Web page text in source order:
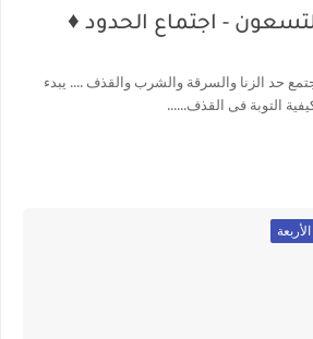
- اجتماع الحدود ♦️
حد الزنا والسرقة والشرب والقذف .... يبدء
التوبة فى القذف......